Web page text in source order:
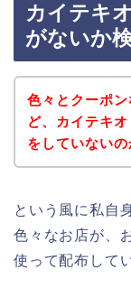
カイテキ
がないか
色々とクーポ
ど、カイテキ
をしていないの
という風に私自
色々なお店が、
使って配布して